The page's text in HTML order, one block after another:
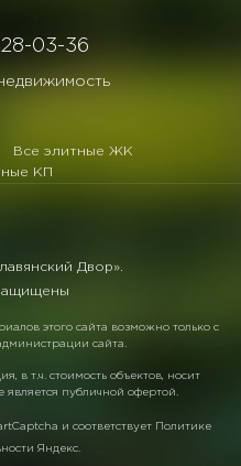
03-36
Все элитные ЖК
КП
Двор».
этого сайта возможно только с
сайта.
в т.ч. стоимость объектов, носит
публичной офертой.
и соответствует Политике
Яндекс.